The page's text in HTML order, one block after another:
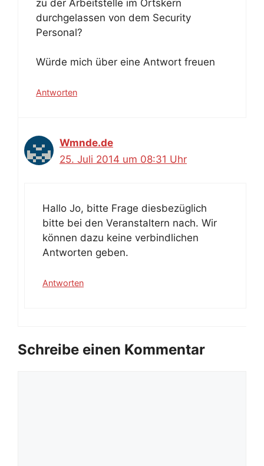
zu der Arbeitstelle im Ortskern
durchgelassen von dem Security
Personal?
Würde mich über eine Antwort freuen
Antworten
Wmnde.de
25. Juli 2014 um 08:31 Uhr
Hallo Jo, bitte Frage diesbezüglich
bitte bei den Veranstaltern nach. Wir
können dazu keine verbindlichen
Antworten geben.
Antworten
Schreibe einen Kommentar